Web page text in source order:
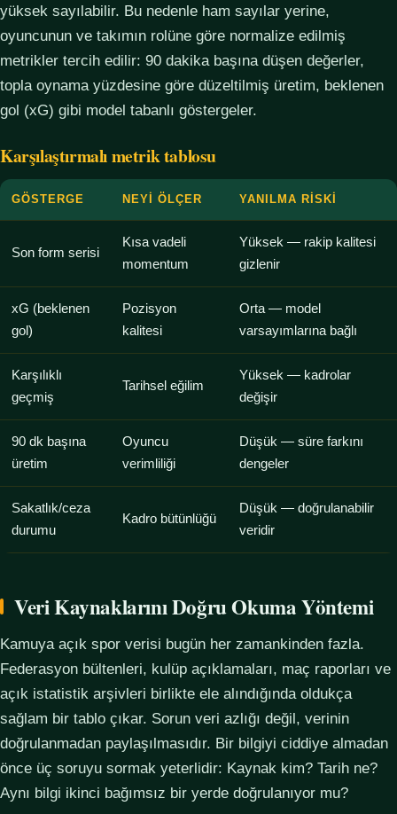
yüksek sayılabilir. Bu nedenle ham sayılar yerine,
oyuncunun ve takımın rolüne göre normalize edilmiş
metrikler tercih edilir: 90 dakika başına düşen değerler,
topla oynama yüzdesine göre düzeltilmiş üretim, beklenen
gol (xG) gibi model tabanlı göstergeler.
Karşılaştırmalı metrik tablosu
GÖSTERGE NEYI ÖLÇER YANILMA RISKI
Son form serisi
Kısa vadeli
momentum
Yüksek — rakip kalitesi
gizlenir
xG (beklenen
gol)
Pozisyon
kalitesi
Orta — model
varsayımlarına bağlı
Karşılıklı
geçmiş
Tarihsel eğilim
Yüksek — kadrolar
değişir
90 dk başına
üretim
Oyuncu
verimliliği
Düşük — süre farkını
dengeler
Sakatlık/ceza
durumu
Kadro bütünlüğü
Düşük — doğrulanabilir
veridir
Veri Kaynaklarını Doğru Okuma Yöntemi
Kamuya açık spor verisi bugün her zamankinden fazla.
Federasyon bültenleri, kulüp açıklamaları, maç raporları ve
açık istatistik arşivleri birlikte ele alındığında oldukça
sağlam bir tablo çıkar. Sorun veri azlığı değil, verinin
doğrulanmadan paylaşılmasıdır. Bir bilgiyi ciddiye almadan
önce üç soruyu sormak yeterlidir: Kaynak kim? Tarih ne?
Aynı bilgi ikinci bağımsız bir yerde doğrulanıyor mu?